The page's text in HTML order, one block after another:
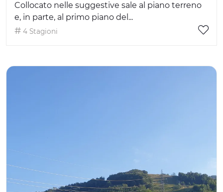
Collocato nelle suggestive sale al piano terreno
e, in parte, al primo piano del...
4 Stagioni